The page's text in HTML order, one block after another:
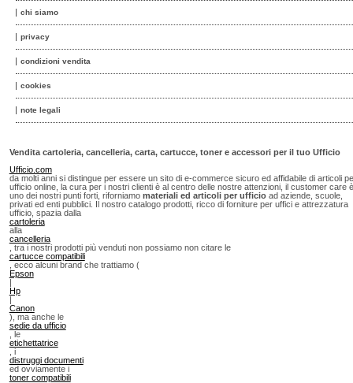
chi siamo
privacy
condizioni vendita
cookies
note legali
Vendita cartoleria, cancelleria, carta, cartucce, toner e accessori per il tuo Ufficio
Ufficio.com
da molti anni si distingue per essere un sito di e-commerce sicuro ed affidabile di articoli
ufficio online, la cura per i nostri clienti è al centro delle nostre attenzioni, il customer care è
uno dei nostri punti forti, riforniamo materiali ed articoli per ufficioad aziende, scuole,
privati ed enti pubblici. Il nostro catalogo prodotti, ricco di forniture per uffici e attrezzatura
ufficio, spazia dalla
cartoleria
alla
cancelleria
, tra i nostri prodotti più venduti non possiamo non citare le
cartucce compatibili
, ecco alcuni brand che trattiamo (
Epson
|
Hp
|
Canon
), ma anche le
sedie da ufficio
, le
etichettatrice
, i
distruggi documenti
ed ovviamente i
toner compatibili